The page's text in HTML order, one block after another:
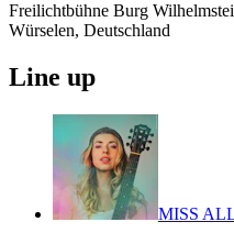
Freilichtbühne Burg
Würselen, Deutschland
Line up
MISS